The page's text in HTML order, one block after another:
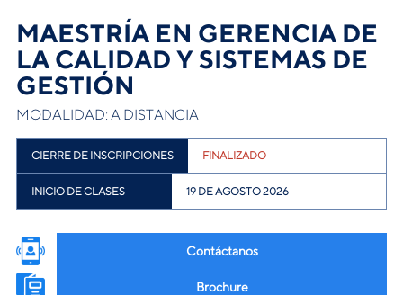
MAESTRÍA EN GERENCIA DE
LA CALIDAD Y SISTEMAS DE
GESTIÓN
MODALIDAD: A DISTANCIA
CIERRE DE INSCRIPCIONES FINALIZADO
INICIO DE CLASES 19 DE AGOSTO 2026
Contáctanos
Brochure